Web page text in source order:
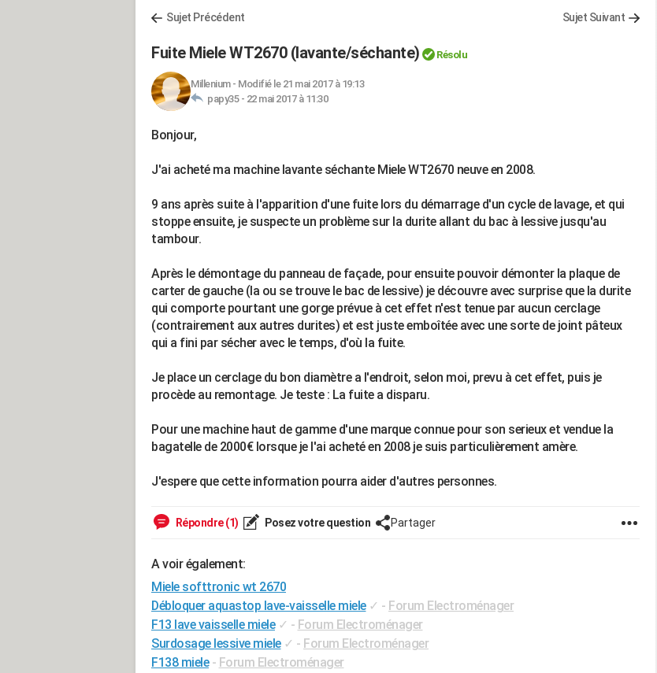
Sujet Précédent Sujet Suivant
Fuite Miele WT2670 (lavante/séchante) Résolu
Millenium- Modifié le 21 mai 2017 à 19:13
papy35 - 22 mai 2017 à 11:30
Bonjour,
J'ai acheté ma machine lavante séchante Miele WT2670 neuve en 2008.
9 ans après suite à l'apparition d'une fuite lors du démarrage d'un cycle de lavage, et qui
stoppe ensuite, je suspecte un problème sur la durite allant du bac à lessive jusqu'au
tambour.
Après le démontage du panneau de façade, pour ensuite pouvoir démonter la plaque de
carter de gauche (la ou se trouve le bac de lessive) je découvre avec surprise que la durite
qui comporte pourtant une gorge prévue à cet effet n'est tenue par aucun cerclage
(contrairement aux autres durites) et est juste emboîtée avec une sorte de joint pâteux
qui a fini par sécher avec le temps, d'où la fuite.
Je place un cerclage du bon diamètre a l'endroit, selon moi, prevu à cet effet, puis je
procède au remontage. Je teste : La fuite a disparu.
Pour une machine haut de gamme d'une marque connue pour son serieux et vendue la
bagatelle de 2000€ lorsque je l'ai acheté en 2008 je suis particulièrement amère.
J'espere que cette information pourra aider d'autres personnes.
Répondre (1) Posez votre question Partager
A voir également:
Miele softtronic wt 2670
Débloquer aquastop lave-vaisselle miele ✓ - Forum Electroménager
F13 lave vaisselle miele ✓ - Forum Electroménager
Surdosage lessive miele ✓ - Forum Electroménager
F138 miele - Forum Electroménager